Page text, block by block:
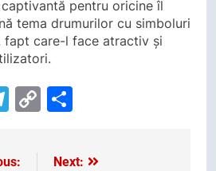
pentru oricine îl
tema drumurilor cu simboluri
fapt care-l face atractiv și
Telegram
Copy
Next: